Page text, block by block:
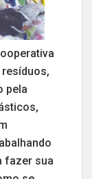
pela
fazer sua